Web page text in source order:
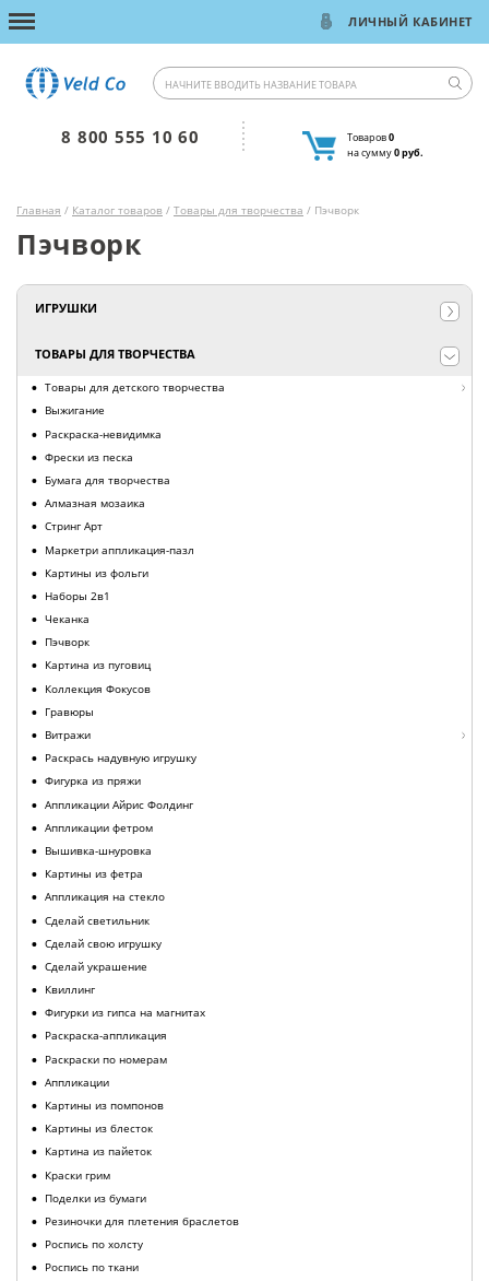
ЛИЧНЫЙ КАБИНЕТ
8 800 555 10 60 Товаров0
на сумму0 руб.
Главная / Каталог товаров / Товары для творчества / Пэчворк
Пэчворк
ИГРУШКИ
ТОВАРЫ ДЛЯ ТВОРЧЕСТВА
Товары для детского творчества
Выжигание
Раскраска-невидимка
Фрески из песка
Бумага для творчества
Алмазная мозаика
Стринг Арт
Маркетри аппликация-пазл
Картины из фольги
Наборы 2в1
Чеканка
Пэчворк
Картина из пуговиц
Коллекция Фокусов
Гравюры
Витражи
Раскрась надувную игрушку
Фигурка из пряжи
Аппликации Айрис Фолдинг
Аппликации фетром
Вышивка-шнуровка
Картины из фетра
Аппликация на стекло
Сделай светильник
Сделай свою игрушку
Сделай украшение
Квиллинг
Фигурки из гипса на магнитах
Раскраска-аппликация
Раскраски по номерам
Аппликации
Картины из помпонов
Картины из блесток
Картина из пайеток
Краски грим
Поделки из бумаги
Резиночки для плетения браслетов
Роспись по холсту
Роспись по ткани